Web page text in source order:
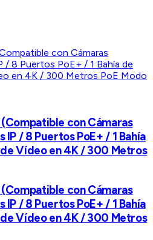
con Cámaras
IP / 8 Puertos PoE+ / 1 Bahía
Vídeo en 4K / 300 Metros
con Cámaras
IP / 8 Puertos PoE+ / 1 Bahía
Vídeo en 4K / 300 Metros